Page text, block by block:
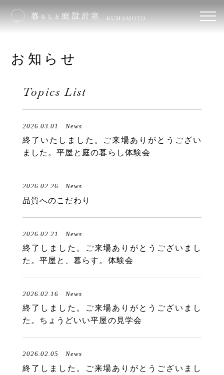
お知らせ
Topics List
2026.03.01 News
終了いたしました。ご来場ありがとうござい
ました。平屋と庭の暮らし体験会
2026.02.26 News
品質へのこだわり
2026.02.21 News
終了しました。ご来場ありがとうございまし
た。平屋と、暮らす。体験会
2026.02.16 News
終了しました。ご来場ありがとうございまし
た。ちょうどいい平屋の見学会
2026.02.05 News
終了しました。ご来場ありがとうございまし